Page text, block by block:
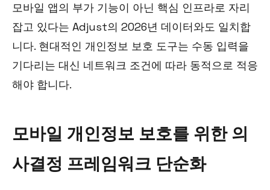
모바일 앱의 부가 기능이 아닌 핵심 인프라로 자리
잡고 있다는 Adjust의 2026년 데이터와도 일치합
니다. 현대적인 개인정보 보호 도구는 수동 입력을
기다리는 대신 네트워크 조건에 따라 동적으로 적응
해야 합니다.
모바일 개인정보 보호를 위한 의
사결정 프레임워크 단순화